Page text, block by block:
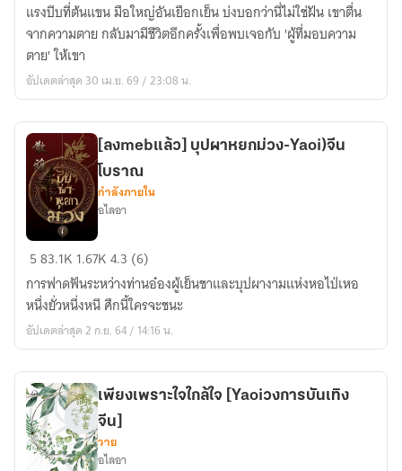
รอย
ดาบ
:
ชาติ
หัวใจ
ภักดี
มิ
หวน
คืน
แรงบีบที่ต้นแขน มือใหญ่อันเยือกเย็น บ่งบอกว่านี่ไม่ใช่ฝัน เขาตื่น
จากความตาย กลับมามีชีวิตอีกครั้งเพื่อพบเจอกับ 'ผู้ที่มอบความ
ตาย' ให้เขา
อัปเดตล่าสุด 30 เม.ย. 69 / 23:08 น.
[ลงmebแล้ว]
บุปผา
หยก
ม่วง-
Yaoi)จีน
[ลงmebแล้ว] บุปผาหยกม่วง-Yaoi)จีน
โบราณ
กำลังภายใน
อไลอา
583.1K 1.67K4.3 (6)
การฟาดฟันระหว่างท่านอ๋องผู้เย็นชาและบุปผางามแห่งหอไป่เหอ
หนึ่งยั่วหนึ่งหนี ศึกนี้ใครจะชนะ
อัปเดตล่าสุด 2 ก.ย. 64 / 14:16 น.
เพียงเพราะใจใกล้ใจ [Yaoiวงการบันเทิง
จีน]
วาย
อไลอา